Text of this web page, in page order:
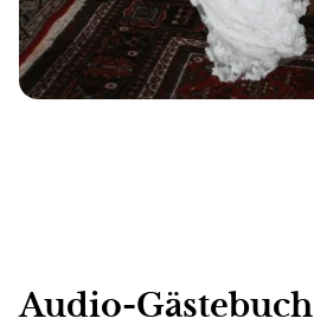
Audio-Gästebuch